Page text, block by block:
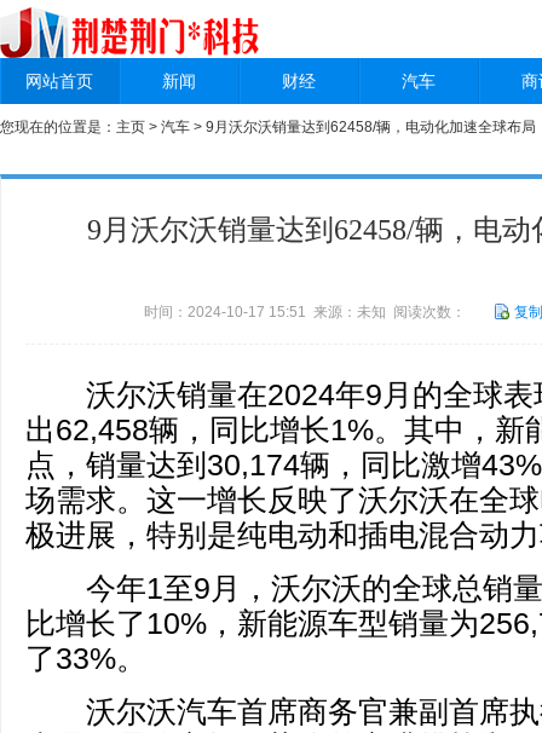
网站首页 新闻 财经 汽车
您现在的位置是： 主页 > 汽车 > 9月沃尔沃销量达到62458/辆，电动化加速全球布局
9月沃尔沃销量达到62458/辆，电
时间：2024-10-17 15:51 来源：未知 阅读次数： 复
沃尔沃销量在2024年9月的全球表
出62,458辆，同比增长1%。其中，新
点，销量达到30,174辆，同比激增
场需求。这一增长反映了沃尔沃在全
极进展，特别是纯电动和插电混合动
今年1至9月，沃尔沃的全球总销量
比增长了10%，新能源车型销量为
了33%。
沃尔沃汽车首席商务官兼副首席执